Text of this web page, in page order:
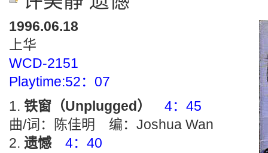
1996.06.18
上华
WCD-2151
Playtime:52：07
铁窗（Unplugged）
4：45
曲/词：陈佳明 编：Joshua Wan
遗憾
4：40